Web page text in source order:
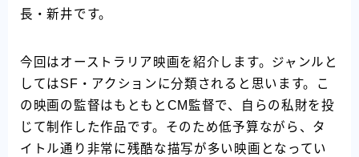
長・新井です。
今回はオーストラリア映画を紹介します。ジャンルと
してはSF・アクションに分類されると思います。こ
の映画の監督はもともとCM監督で、自らの私財を投
じて制作した作品です。そのため低予算ながら、タ
イトル通り非常に残酷な描写が多い映画となってい